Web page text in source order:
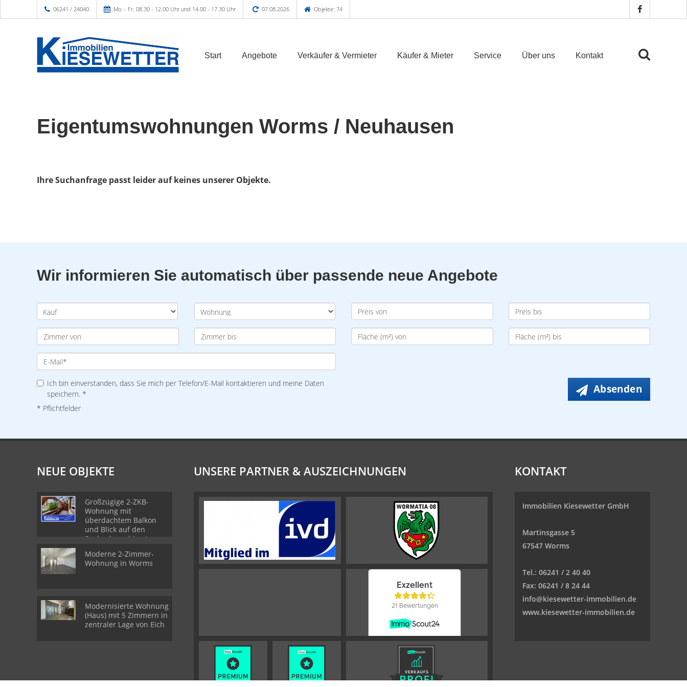
06241 / 24040 Mo. - Fr. 08.30 - 12.00 Uhr und 14.00 - 17.30 Uhr 07.08.2026 Objekte: 74
Start Angebote Verkäufer & Vermieter Käufer & Mieter Service Über uns Kontakt
Eigentumswohnungen Worms / Neuhausen
Ihre Suchanfrage passt leider auf keines unserer Objekte.
Wir informieren Sie automatisch über passende neue Angebote
Ich bin einverstanden, dass Sie mich per Telefon/E-Mail kontaktieren und meine Daten
speichern. *
* Pflichtfelder
Absenden
NEUE OBJEKTE
Großzügige 2-ZKB-
Wohnung mit
überdachtem Balkon
und Blick auf den
Seebach - ruhige Lage
Moderne 2-Zimmer-
Wohnung in Worms
Modernisierte Wohnung
(Haus) mit 5 Zimmern in
zentraler Lage von Eich
UNSERE PARTNER & AUSZEICHNUNGEN KONTAKT
Immobilien Kiesewetter GmbH
Martinsgasse 5
67547 Worms
Tel.: 06241 / 2 40 40
Fax: 06241 / 8 24 44
info@kiesewetter-immobilien.de
www.kiesewetter-immobilien.de